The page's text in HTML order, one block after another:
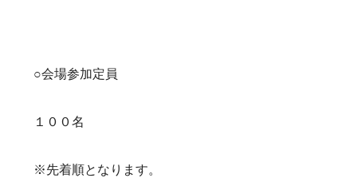
○会場参加定員
１００名
※先着順となります。